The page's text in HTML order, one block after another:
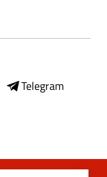
Telegram